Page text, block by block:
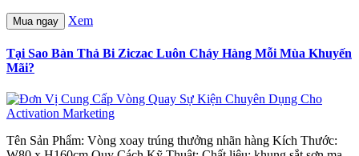
Mua ngay Xem
Tại Sao Bàn Thả Bi Ziczac Luôn Cháy Hàng Mỗi Mùa Khuyến
Mãi?
Tên Sản Phẩm: Vòng xoay trúng thưởng nhãn hàng Kích Thước: